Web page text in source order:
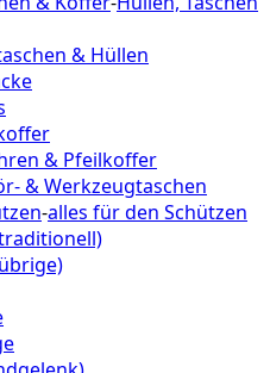
& Hüllen
& Pfeilkoffer
& Werkzeugtaschen
-alles für den Schützen